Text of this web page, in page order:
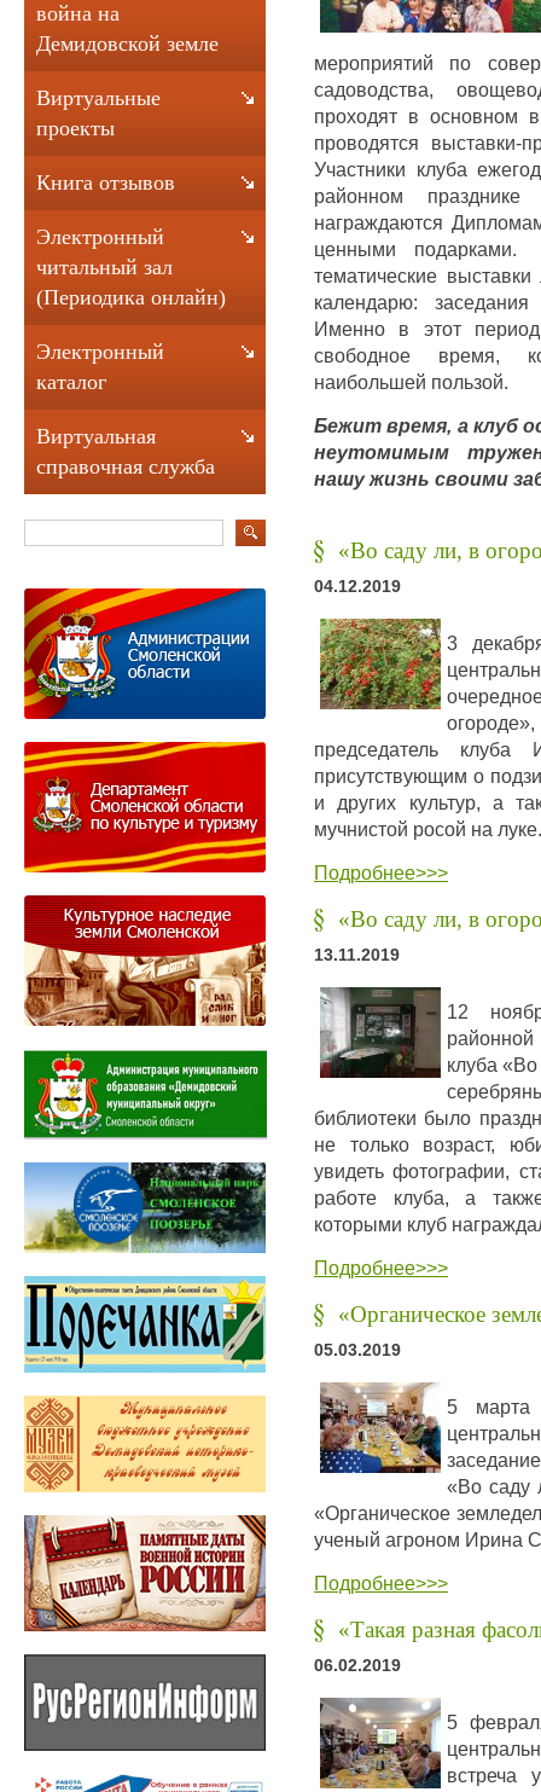
мероприятий по
садоводства,
проходят в основном
проводятся выставки-
Участники клуба
районном
награждаются
ценными подарками.
тематические
календарю:
Именно в этот
свободное время,
наибольшей пользой.
Бежит время, а клуб
неутомимым
нашу жизнь своими
«Во саду ли, в
04.12.2019
3
председатель
присутствующим о
и других культур, а
мучнистой росой на луке.
Подробнее>>>
«Во саду ли, в
13.11.2019
12
клуба
библиотеки было
не только возраст,
увидеть фотографии,
работе клуба, а
которыми клуб
Подробнее>>>
«Органическое
05.03.2019
5 марта
«Во саду
«Органическое
ученый агроном Ирина
Подробнее>>>
«Такая разная
06.02.2019
5
встреча
война на
Демидовской земле
Виртуальные
проекты
Книга отзывов
Электронный
читальный зал
(Периодика онлайн)
Электронный
каталог
Виртуальная
справочная служба